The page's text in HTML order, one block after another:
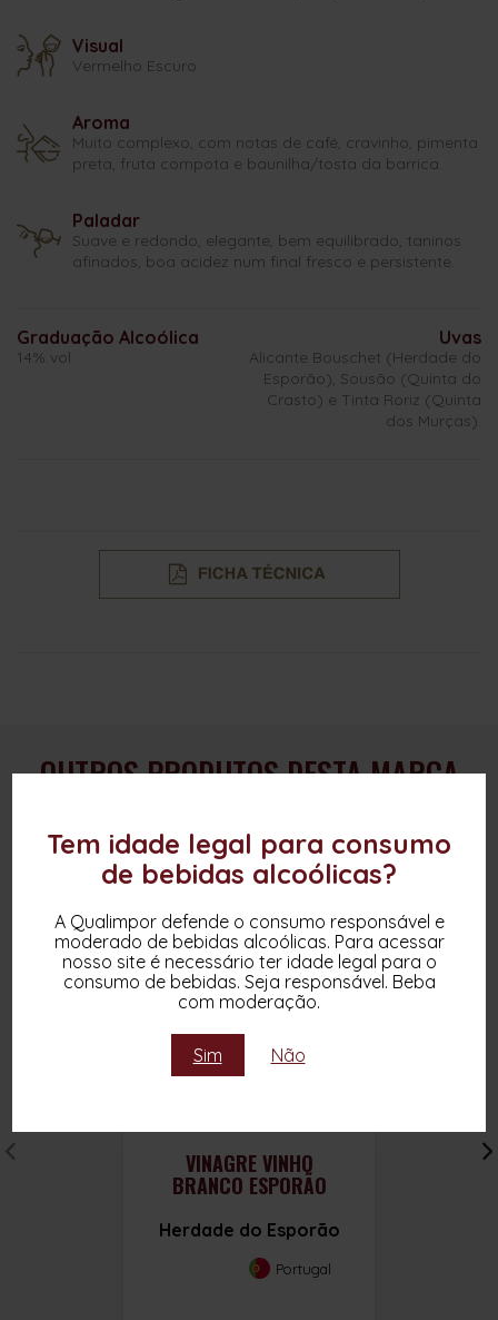
Tem idade legal para consumo
de bebidas alcoólicas?
A Qualimpor defende o consumo responsável e
moderado de bebidas alcoólicas. Para acessar
nosso site é necessário ter idade legal para o
consumo de bebidas. Seja responsável. Beba
com moderação.
Sim Não
Visual
Vermelho Escuro
Aroma
Muito complexo, com notas de café, cravinho, pimenta
preta, fruta compota e baunilha/tosta da barrica.
Paladar
Suave e redondo, elegante, bem equilibrado, taninos
afinados, boa acidez num final fresco e persistente.
Graduação Alcoólica
14% vol
Uvas
Alicante Bouschet (Herdade do
Esporão), Sousão (Quinta do
Crasto) e Tinta Roriz (Quinta
dos Murças).
OUTROS PRODUTOS DESTA MARCA
VINAGRE VINHO
BRANCO ESPORÃO
Herdade do Esporão
Portugal